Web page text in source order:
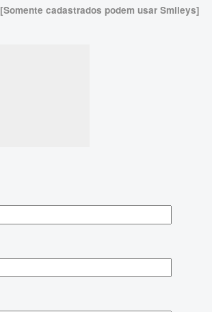
[Somente cadastrados podem usar Smileys]